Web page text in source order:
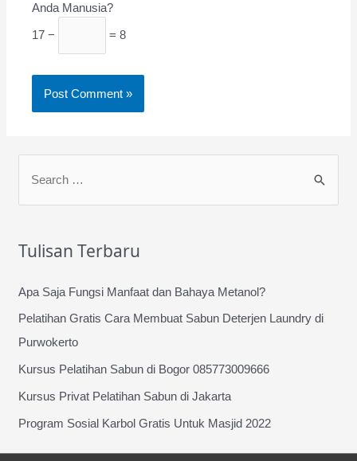
Anda Manusia?
17 −
= 8
c
h
Tulisan Terbaru
Apa Saja Fungsi Manfaat dan Bahaya Metanol?
Pelatihan Gratis Cara Membuat Sabun Deterjen Laundry di
Purwokerto
Kursus Pelatihan Sabun di Bogor 085773009666
Kursus Privat Pelatihan Sabun di Jakarta
Program Sosial Karbol Gratis Untuk Masjid 2022